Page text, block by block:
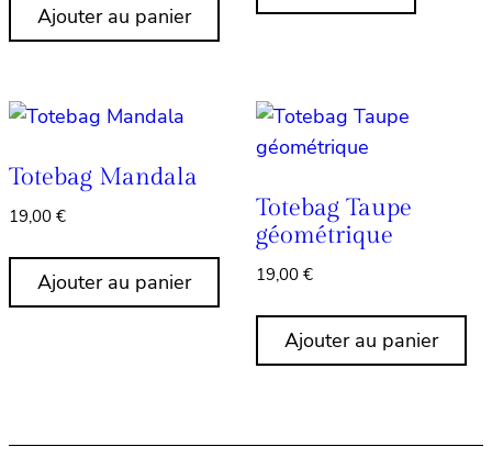
était :
est :
Ajouter au panier
Totebag Mandala
19,00€
Ajouter au panier
Totebag Taupe
géométrique
19,00€
Ajouter au panier